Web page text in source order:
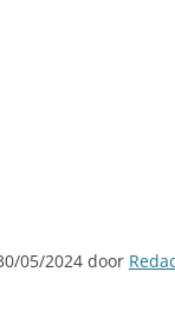
05/2024 door